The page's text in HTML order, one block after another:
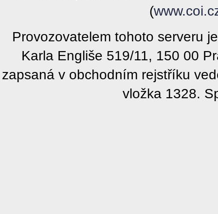
(
Provozovatelem tohoto serveru
Karla Engliše 519/11, 150 00
zapsaná v obchodním rejstříku
vložka 1328.